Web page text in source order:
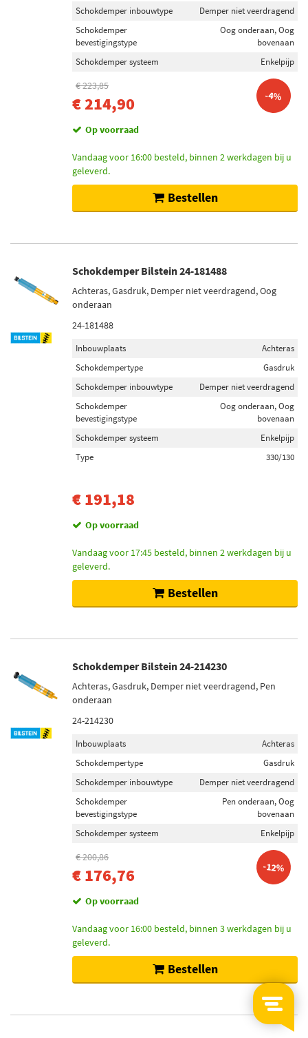
Schokdemper inbouwtype
Demper niet veerdragend
Schokdemper
bevestigingstype
Oog onderaan, Oog
bovenaan
Schokdemper systeem
Enkelpijp
€ 223,85
€ 214,90 -4%
Op voorraad
Vandaag voor 16:00 besteld, binnen 2 werkdagen bij u
geleverd.
Bestellen
Schokdemper Bilstein 24-181488
Achteras, Gasdruk, Demper niet veerdragend, Oog
onderaan
24-181488
Inbouwplaats
Achteras
Schokdempertype
Gasdruk
Schokdemper inbouwtype
Demper niet veerdragend
Schokdemper
bevestigingstype
Oog onderaan, Oog
bovenaan
Schokdemper systeem
Enkelpijp
Type
330/130
€ 191,18
Op voorraad
Vandaag voor 17:45 besteld, binnen 2 werkdagen bij u
geleverd.
Bestellen
Schokdemper Bilstein 24-214230
Achteras, Gasdruk, Demper niet veerdragend, Pen
onderaan
24-214230
Inbouwplaats
Achteras
Schokdempertype
Gasdruk
Schokdemper inbouwtype
Demper niet veerdragend
Schokdemper
bevestigingstype
Pen onderaan, Oog
bovenaan
Schokdemper systeem
Enkelpijp
€ 200,86
€ 176,76 -12%
Op voorraad
Vandaag voor 16:00 besteld, binnen 3 werkdagen bij u
geleverd.
Bestellen